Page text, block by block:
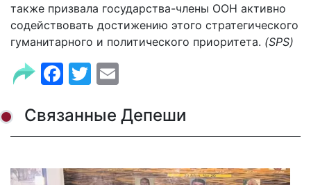
также призвала государства-члены ООН активно
содействовать достижению этого стратегического
гуманитарного и политического приоритета. (SPS)
Facebook
Twitter
Связанные Депеши